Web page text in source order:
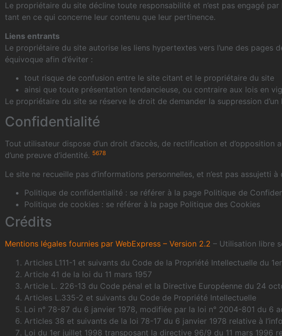
Le propriétaire du site décline toute responsabilité et n’est pas engagé
tant en ce qui concerne leur contenu que leur pertinence.
Liens entrants
Le propriétaire du site autorise les liens hypertextes vers l’une des
équivoque afin d’éviter :
tout risque de confusion entre le site citant et le propriétaire du site
ainsi que toute présentation tendancieuse, ou contraire aux lois en
Le propriétaire du site se réserve le droit de demander la suppression
Confidentialité
Tout utilisateur dispose d’un droit d’accès, de rectification et
d’une preuve d’identité. 5678
Le site ne recueille pas d’informations personnelles, et n’est pas assujetti
Politique de confidentialité : se référer à la page Politique de
Politique de cookies : se référer à la page Politique des Cookies
Crédits
Mentions légales fournies par WebExpress – Version 2.2 – Utilisation libre
Articles L111-1 et suivants du Code de la Propriété Intellectuelle du
Article 41 de la loi du 11 mars 1957
Article L. 226-13 du Code pénal et la Directive Européenne du 24
Articles L.335-2 et suivants du Code de Propriété Intellectuelle
Loi n° 78-87 du 6 janvier 1978, modifiée par la loi n° 2004-801 du 6
Articles 38 et suivants de la loi 78-17 du 6 janvier 1978 relative à
Loi du 1er juillet 1998 transposant la directive 96/9 du 11 mars 1996